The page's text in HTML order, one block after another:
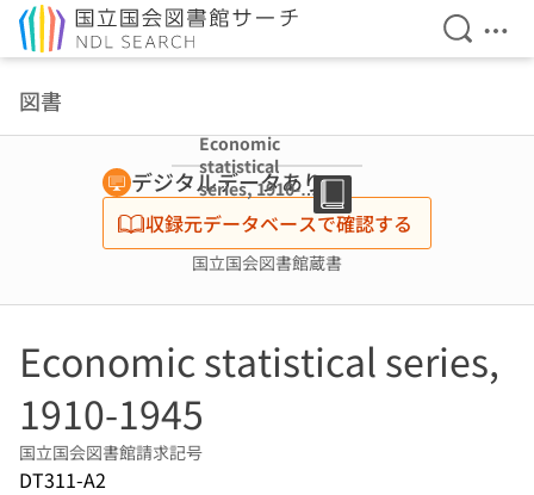
検索を
メ
図書
Economic
statistical
series, 1910-
1945
デジタルデータあり
収録元データベースで確認する
国立国会図書館蔵書
Economic statistical series,
1910-1945
国立国会図書館請求記号
DT311-A2